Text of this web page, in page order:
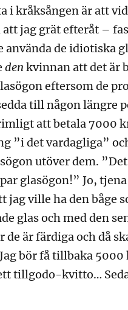
i kråksången är att
jag grät efteråt –
använda de idiotiska
den kvinnan att det är
eftersom de
till någon längre
att betala 7000
”i det vardagliga”
utöver dem.
glasögon!” Jo,
jag ville ha den båge
glas och med den
de är färdiga och då
bör få tillbaka
tillgodo-kvitto…